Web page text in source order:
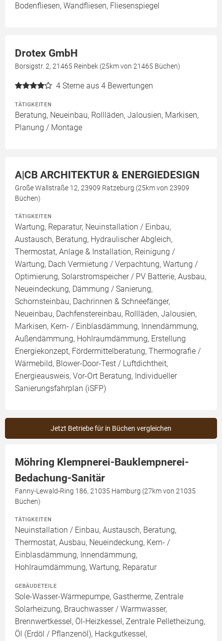
Bodenfliesen, Wandfliesen, Fliesenspiegel
Drotex GmbH
Borsigstr. 2, 21465 Reinbek (25km von 21465 Büchen)
4 Sterne aus 4 Bewertungen
TÄTIGKEITEN
Beratung, Neueinbau, Rollläden, Jalousien, Markisen,
Planung / Montage
A|CB ARCHITEKTUR & ENERGIEDESIGN
Große Wallstraße 12, 23909 Ratzeburg (25km von 23909
Büchen)
TÄTIGKEITEN
Wartung, Reparatur, Neuinstallation / Einbau,
Austausch, Beratung, Hydraulischer Abgleich,
Thermostat, Anlage & Installation, Reinigung /
Wartung, Dach Vermietung / Verpachtung, Wartung /
Optimierung, Solarstromspeicher / PV Batterie, Ausbau,
Neueindeckung, Dämmung / Sanierung,
Schornsteinbau, Dachrinnen & Schneefänger,
Neueinbau, Dachfenstereinbau, Rollläden, Jalousien,
Markisen, Kern- / Einblasdämmung, Innendämmung,
Außendämmung, Hohlraumdämmung, Erstellung
Energiekonzept, Fördermittelberatung, Thermografie /
Wärmebild, Blower-Door-Test / Luftdichtheit,
Energieausweis, Vor-Ort Beratung, Individueller
Sanierungsfahrplan (iSFP)
Jetzt Betriebe für in Büchen vergleichen
Möhring Klempnerei-Bauklempnerei-
Bedachung-Sanitär
Fanny-Lewald-Ring 186, 21035 Hamburg (27km von 21035
Büchen)
TÄTIGKEITEN
Neuinstallation / Einbau, Austausch, Beratung,
Thermostat, Ausbau, Neueindeckung, Kern- /
Einblasdämmung, Innendämmung,
Hohlraumdämmung, Wartung, Reparatur
GEBÄUDETEILE
Sole-Wasser-Wärmepumpe, Gastherme, Zentrale
Solarheizung, Brauchwasser / Warmwasser,
Brennwertkessel, Öl-Heizkessel, Zentrale Pelletheizung,
Öl (Erdöl / Pflanzenöl), Hackgutkessel,